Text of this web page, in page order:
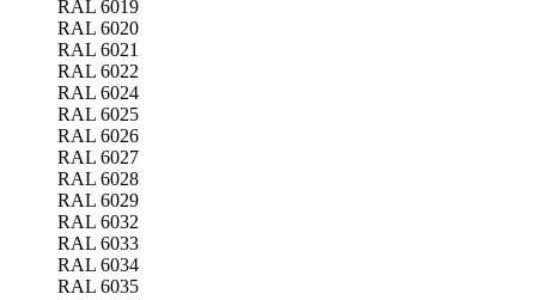
RAL 6019
RAL 6020
RAL 6021
RAL 6022
RAL 6024
RAL 6025
RAL 6026
RAL 6027
RAL 6028
RAL 6029
RAL 6032
RAL 6033
RAL 6034
RAL 6035